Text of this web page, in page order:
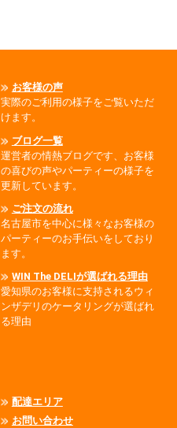
お客様の声
実際のご利用の様子をご覧いただ
けます。
ブログ一覧
運営者の情熱ブログです、お客様
の喜びの声やパーティーの様子を
更新しています。
ご注文の流れ
名古屋市を中心に様々なお客様の
パーティーのお手伝いをしており
ます。
WIN The DELIが選ばれる理由
愛知県のお客様に支持されるウィ
ンザデリのケータリングが選ばれ
る理由
配達エリア
お問い合わせ